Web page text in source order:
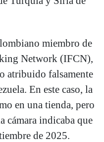
miembro de
Network (IFCN),
atribuido falsamente
En este caso, la
en una tienda, pero
cámara indicaba que
de 2025.